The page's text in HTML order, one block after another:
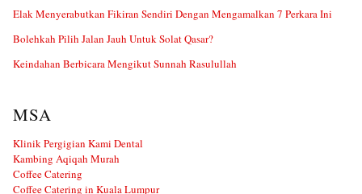
Elak Menyerabutkan Fikiran Sendiri Dengan Mengamalkan 7 Perkara Ini
Bolehkah Pilih Jalan Jauh Untuk Solat Qasar?
Keindahan Berbicara Mengikut Sunnah Rasulullah
MSA
Klinik Pergigian Kami Dental
Kambing Aqiqah Murah
Coffee Catering
Coffee Catering in Kuala Lumpur